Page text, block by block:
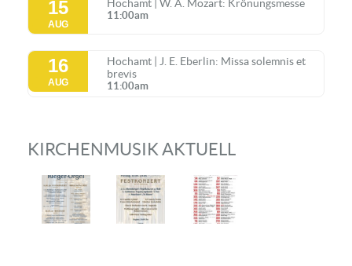
15
AUG
Hochamt | W. A. Mozart: Krönungsmesse
11:00am
16
AUG
Hochamt | J. E. Eberlin: Missa solemnis et
brevis
11:00am
KIRCHENMUSIK AKTUELL